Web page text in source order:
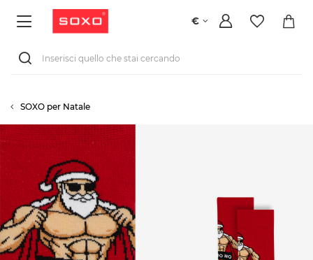
€
SOXO per Natale